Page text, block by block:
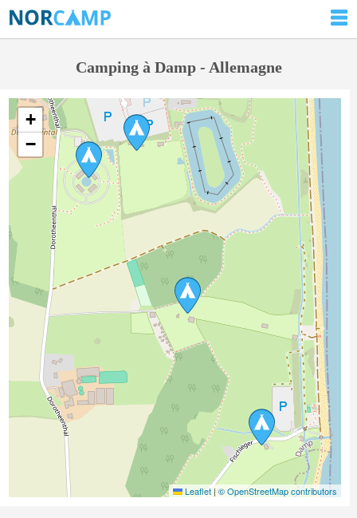
Camping à Damp - Allemagne
+
−
Leaflet | © OpenStreetMap contributors